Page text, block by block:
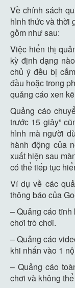
Về chính sách
hình thức và thời
gồm như sau:
Việc hiển thị
kỳ định dạng
chủ ý đều bị
đầu hoặc trong
quảng cáo xen
Quảng cáo
trước 15 giây”
hình mà người
hành động của
xuất hiện sau
có thể tiếp tục
Ví dụ về các
thông báo của
– Quảng cáo
chơi trò chơi.
– Quảng cáo
khi nhấn vào 1
– Quảng cáo
chơi và không